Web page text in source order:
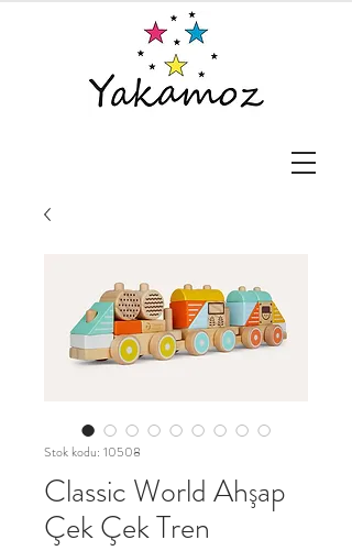
Stok kodu: 10508
Classic World Ahşap
Çek Çek Tren